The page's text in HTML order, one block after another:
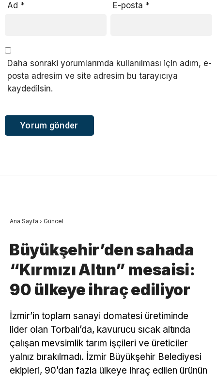
Ad * E-posta *
Daha sonraki yorumlarımda kullanılması için adım, e-
posta adresim ve site adresim bu tarayıcıya
kaydedilsin.
Ana Sayfa › Güncel
Büyükşehir’den sahada
“Kırmızı Altın” mesaisi:
90 ülkeye ihraç ediliyor
İzmir’in toplam sanayi domatesi üretiminde
lider olan Torbalı’da, kavurucu sıcak altında
çalışan mevsimlik tarım işçileri ve üreticiler
yalnız bırakılmadı. İzmir Büyükşehir Belediyesi
ekipleri, 90’dan fazla ülkeye ihraç edilen ürünün